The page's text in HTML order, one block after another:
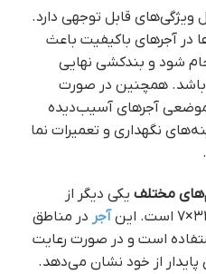
ویژگی‌های قابل توجهی دارد.
در آجرهای باکیفیت باعث
شود و بندکشی نهایی
باشد. همچنین در صورت
آجرهای آسیب‌دیده
نگهداری و تعمیرات نما
مختلف یکی دیگر از
آجر در مناطق
است و در صورت رعایت
پایدار از خود نشان می‌دهد.